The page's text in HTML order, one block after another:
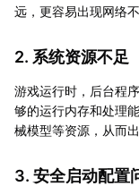
远，更容易出现网络
2. 系统资源不足
游戏运行时，后台程
够的运行内存和处理
械模型等资源，从而
3. 安全启动配置